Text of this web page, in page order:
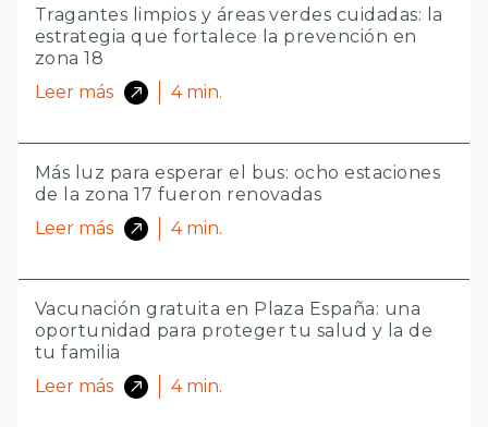
Tragantes limpios y áreas verdes cuidadas: la
estrategia que fortalece la prevención en
zona 18
Leer más
4 min.
Más luz para esperar el bus: ocho estaciones
de la zona 17 fueron renovadas
Leer más
4 min.
Vacunación gratuita en Plaza España: una
oportunidad para proteger tu salud y la de
tu familia
Leer más
4 min.